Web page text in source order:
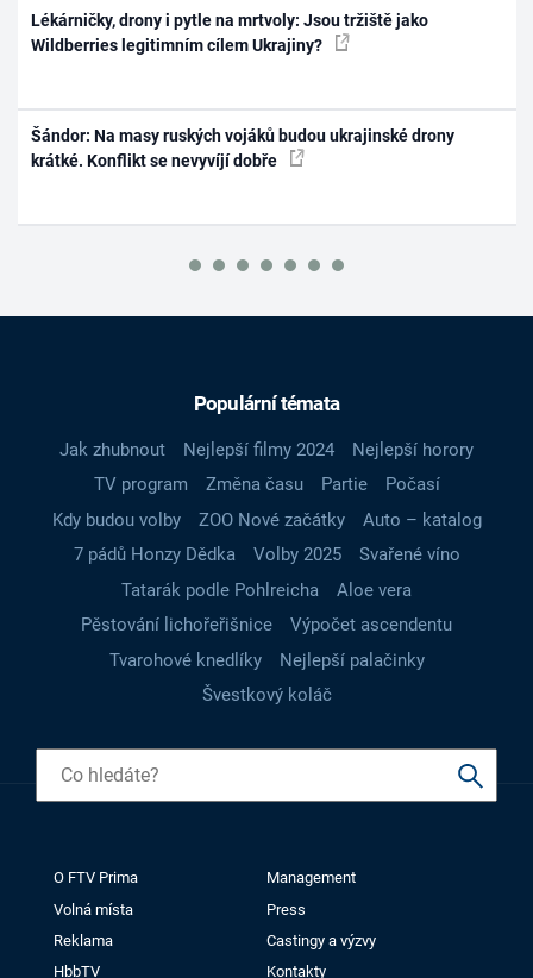
Lékárničky, drony i pytle na mrtvoly: Jsou tržiště jako
Wildberries legitimním cílem Ukrajiny?
Šándor: Na masy ruských vojáků budou ukrajinské drony
krátké. Konflikt se nevyvíjí dobře
Populární témata
Jak zhubnout Nejlepší filmy 2024
Nejlepší horory
TV program
Změna času Partie
Počasí
Kdy budou volby
ZOO Nové začátky
Auto – katalog
7 pádů Honzy Dědka
Volby 2025
Svařené víno
Tatarák podle Pohlreicha
Aloe vera
Pěstování lichořeřišnice
Výpočet ascendentu
Tvarohové knedlíky
Nejlepší palačinky
Švestkový koláč
O FTV Prima
Management
Volná místa
Press
Reklama
Castingy a výzvy
HbbTV
Kontakty